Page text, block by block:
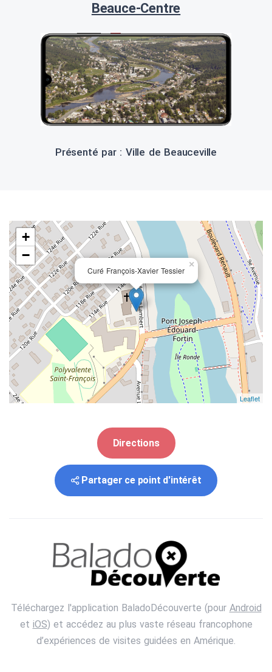
Beauce-Centre
Présenté par : Ville de Beauceville
Curé François-Xavier Tessier
×
+
−
Leaflet
Directions
Partager ce point d'intérêt
Téléchargez l'application BaladoDécouverte (pour Android
et iOS) et accédez au plus vaste réseau francophone
d’expériences de visites guidées en Amérique.